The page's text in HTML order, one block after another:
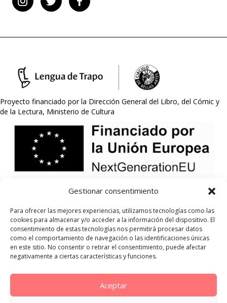
Gestionar consentimiento
Para ofrecer las mejores experiencias, utilizamos tecnologías como las
cookies para almacenar y/o acceder a la información del dispositivo. El
consentimiento de estas tecnologías nos permitirá procesar datos
como el comportamiento de navegación o las identificaciones únicas
en este sitio. No consentir o retirar el consentimiento, puede afectar
negativamente a ciertas características y funciones.
Aceptar
Proyecto financiado por la Dirección General del Libro, del Cómic y
de la Lectura, Ministerio de Cultura